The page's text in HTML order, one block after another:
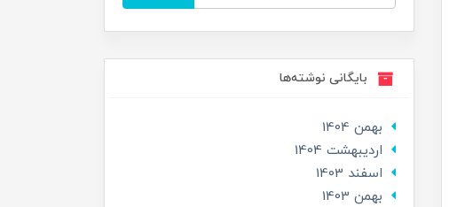
بایگانی نوشته‌ها
بهمن 1404
ارديبهشت 1404
اسفند 1403
بهمن 1403